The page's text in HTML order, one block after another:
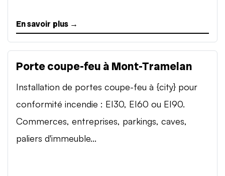
En savoir plus →
Porte coupe-feu à Mont-Tramelan
Installation de portes coupe-feu à {city} pour
conformité incendie : EI30, EI60 ou EI90.
Commerces, entreprises, parkings, caves,
paliers d'immeuble...